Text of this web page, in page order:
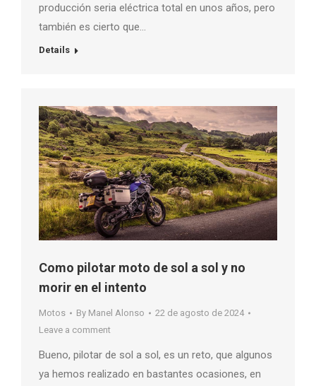
producción seria eléctrica total en unos años, pero
también es cierto que…
Details
Como pilotar moto de sol a sol y no
morir en el intento
Motos By Manel Alonso
22 de agosto de 2024
Leave a comment
Bueno, pilotar de sol a sol, es un reto, que algunos
ya hemos realizado en bastantes ocasiones, en